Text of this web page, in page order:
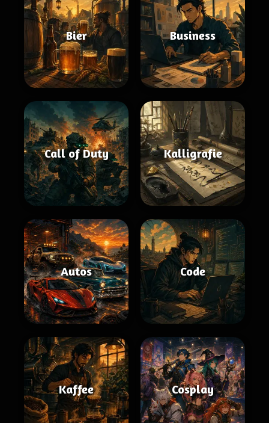
Bier Business
Call of Duty Kalligrafie
Autos Code
Kaffee Cosplay